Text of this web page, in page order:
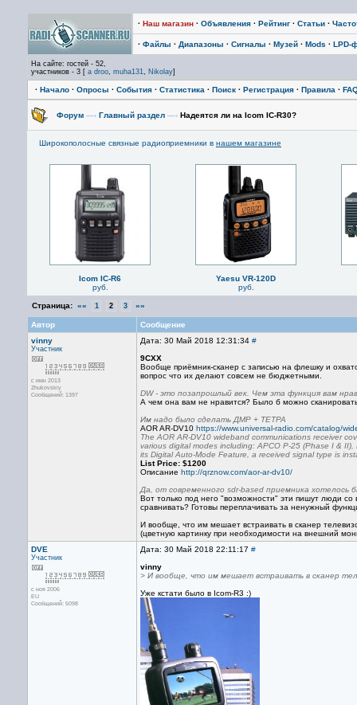
· Наш магазин · Объявления · Рейтинг · Статьи ·
· Файлы · Диапазоны · Сигналы · Музей · Mods · LPD-
На сайте: гостей - 52,
участников - 3 [ a droo, muha131, Nikolay]
· Начало · Опросы · События · Статистика · Поиск · Регистрация · Правила ·
Форум —› Главный раздел —› Надеятся ли на Icom IC-R30?
Широкополосные связные радиоприемники в нашем магазине
Icom IC-R6
руб.
Yaesu VR-120D
руб.
Страница: «« 1 2 3 »»
Автор
Сообщение
vinny
Участник
с июн 2013
Zhukovskiy
Сообщений: 1397
Дата: 30 Май 2018 12:31:34 #
9CXX
Вообще приёмник-сканер с записью на флешку и
вопрос что их делают совсем не бюджетными.
DW - это позапрошлый век. Чем эта функция вам
А чем она вам не нравится? Было б можно
Им надо было сделать ДМР + ТЕТРА
AOR AR-DV10 https://www.universal-radio.com/catalog/
The AOR AR-DV10 wideband communications receiver
various digital modes including: APCO P-25 (Phase I &
its Digital Auto-Mode Feature, a received signal type is
List Price: $1200
Описание http://qrznow.com/aor-ar-dv10/
Да, от современного sdr-based приемника хотелось
Вот только под него "возможности" эти пишут люди со
сравнивать? Готовы переплачивать за ненужный
И вообще, что им мешает встраивать в сканер
(цветную картинку при необходимости на внешний
DVE
Участник
с ноя 2006
EU
Сообщений: 5098
Дата: 30 Май 2018 22:11:17 #
vinny
> И вообще, что им мешает встраивать в сканер
Уже кстати было в Icom-R3 :)